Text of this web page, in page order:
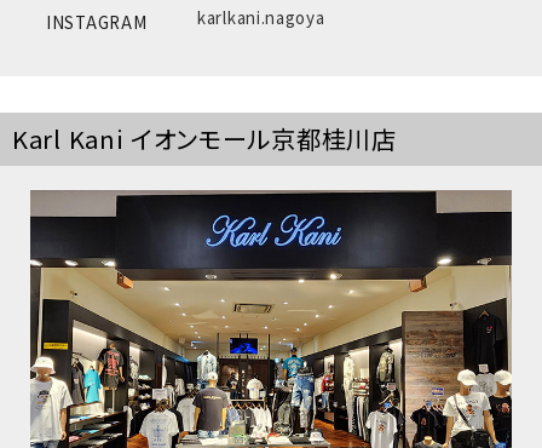
INSTAGRAM karlkani.nagoya
Karl Kani イオンモール京都桂川店